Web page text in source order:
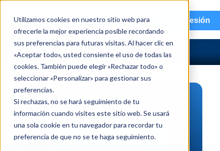
Utilizamos cookies en nuestro sitio web para
ofrecerle la mejor experiencia posible recordando
sus preferencias para futuras visitas. Al hacer clic en
«Aceptar todo», usted consiente el uso de todas las
cookies. También puede elegir «Rechazar todo» o
seleccionar «Personalizar» para gestionar sus
preferencias.
Si rechazas, no se hará seguimiento de tu
información cuando visites este sitio web. Se usará
una sola cookie en tu navegador para recordar tu
preferencia de que no se te haga seguimiento.
menu Iniciar sesión
BÚSQUEDA DE PIEZAS
Vehículo | NIV
Pieza | N.º de intercambio